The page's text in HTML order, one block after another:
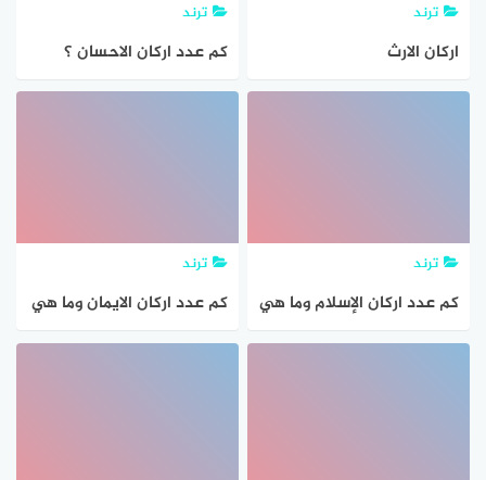
ترند
اركان الارث
ترند
كم عدد اركان الاحسان ؟
ترند
كم عدد اركان الإسلام وما هي
ترند
كم عدد اركان الايمان وما هي